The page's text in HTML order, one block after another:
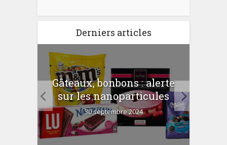
Derniers articles
Gâteaux, bonbons : alerte
sur les nanoparticules
30 septembre 2024